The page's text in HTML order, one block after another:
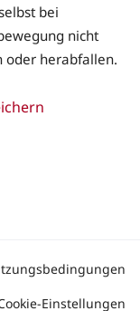
bei
nicht
oder herabfallen.
Einstellungen